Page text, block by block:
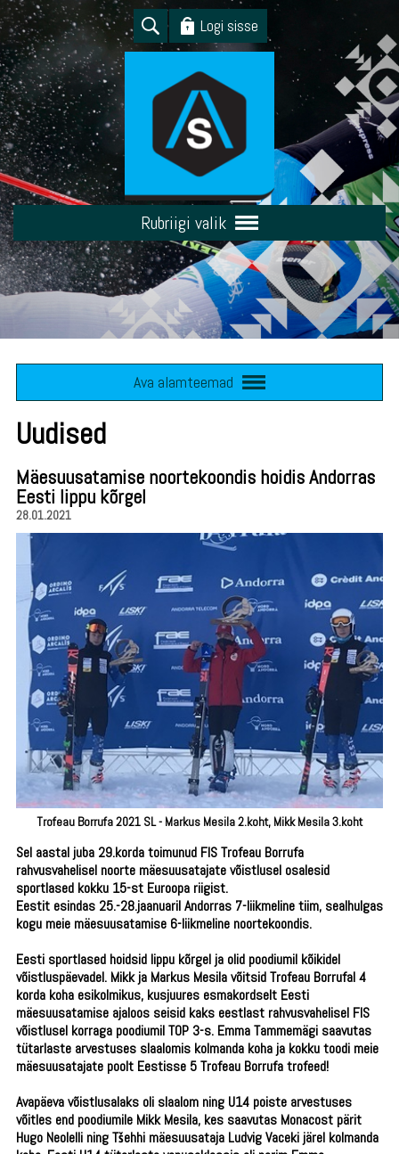
Logi sisse
Rubriigi valik
Ava alamteemad
Uudised
Mäesuusatamise noortekoondis hoidis Andorras
Eesti lippu kõrgel
28.01.2021
Trofeau Borrufa 2021 SL - Markus Mesila 2.koht, Mikk Mesila 3.koht
Sel aastal juba 29.korda toimunud FIS Trofeau Borrufa
rahvusvahelisel noorte mäesuusatajate võistlusel osalesid
sportlased kokku 15-st Euroopa riigist.
Eestit esindas 25.-28.jaanuaril Andorras 7-liikmeline tiim, sealhulgas
kogu meie mäesuusatamise 6-liikmeline noortekoondis.
Eesti sportlased hoidsid lippu kõrgel ja olid poodiumil kõikidel
võistluspäevadel. Mikk ja Markus Mesila võitsid Trofeau Borrufal 4
korda koha esikolmikus, kusjuures esmakordselt Eesti
mäesuusatamise ajaloos seisid kaks eestlast rahvusvahelisel FIS
võistlusel korraga poodiumil TOP 3-s. Emma Tammemägi saavutas
tütarlaste arvestuses slaalomis kolmanda koha ja kokku toodi meie
mäesuusatajate poolt Eestisse 5 Trofeau Borrufa trofeed!
Avapäeva võistlusalaks oli slaalom ning U14 poiste arvestuses
võitles end poodiumile Mikk Mesila, kes saavutas Monacost pärit
Hugo Neolelli ning Tšehhi mäesuusataja Ludvig Vaceki järel kolmanda